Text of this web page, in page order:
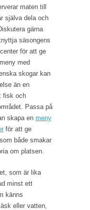
maten till
själva dela och
gärna
säsongens
för att ge
med
skogar kan
än en
fisk och
Passa på
skapa en meny
för att ge
både smakar
om platsen.
som är lika
minst ett
känns
eller vatten,